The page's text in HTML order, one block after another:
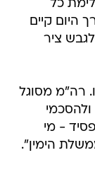
כל
היום קיים
לגבש ציר
רה"מ מסוגל
- מי
הימין".